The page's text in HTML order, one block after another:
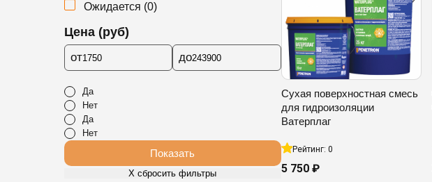
Ожидается (0)
Цена (руб)
от до
Да
Нет
Да
Нет
Показать
Х сбросить фильтры
Сухая поверхностная смесь
для гидроизоляции
Ватерплаг
Рейтинг: 0
5 750 ₽